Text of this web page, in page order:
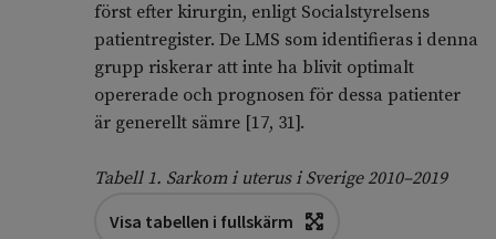
först efter kirurgin, enligt Socialstyrelsens
patientregister. De LMS som identifieras i denna
grupp riskerar att inte ha blivit optimalt
opererade och prognosen för dessa patienter
är generellt sämre [17, 31].
Tabell 1. Sarkom i uterus i Sverige 2010–2019
Visa tabellen i fullskärm